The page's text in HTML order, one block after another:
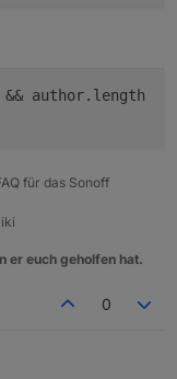
&& author.length
für das Sonoff
er euch geholfen hat.
0